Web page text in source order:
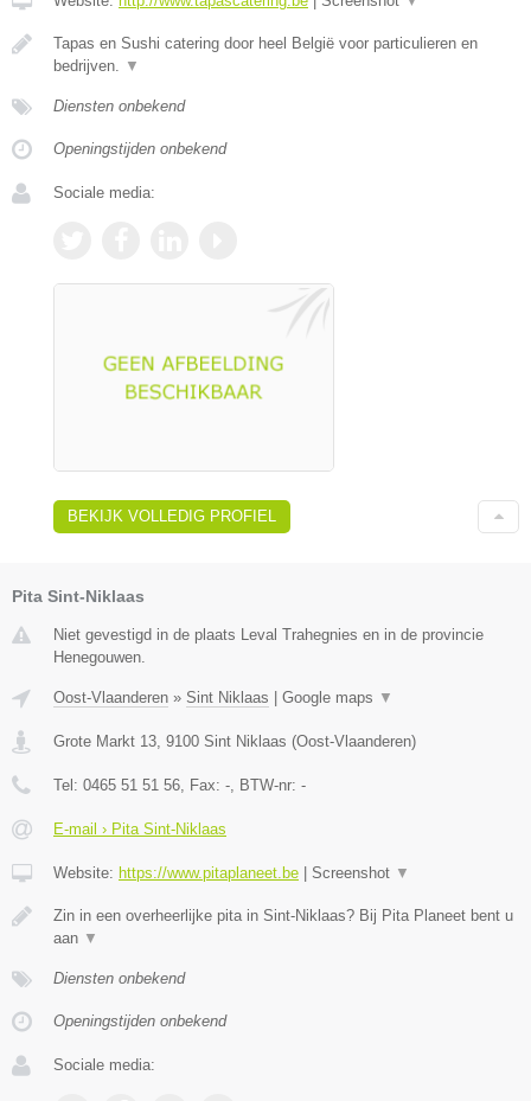
Tapas en Sushi catering door heel België voor particulieren en
bedrijven.
▼
Diensten onbekend
Openingstijden onbekend
Sociale media:
BEKIJK VOLLEDIG PROFIEL
Pita Sint-Niklaas
Niet gevestigd in de plaats Leval Trahegnies en in de provincie
Henegouwen.
Oost-Vlaanderen » Sint Niklaas | Google maps ▼
Grote Markt 13 9100 Sint Niklaas (Oost-Vlaanderen)
Tel: 0465 51 51 56 , Fax: - , BTW-nr: -
E-mail › Pita Sint-Niklaas
Website: https://www.pitaplaneet.be | Screenshot ▼
Zin in een overheerlijke pita in Sint-Niklaas? Bij Pita Planeet bent u
aan ▼
Diensten onbekend
Openingstijden onbekend
Sociale media: